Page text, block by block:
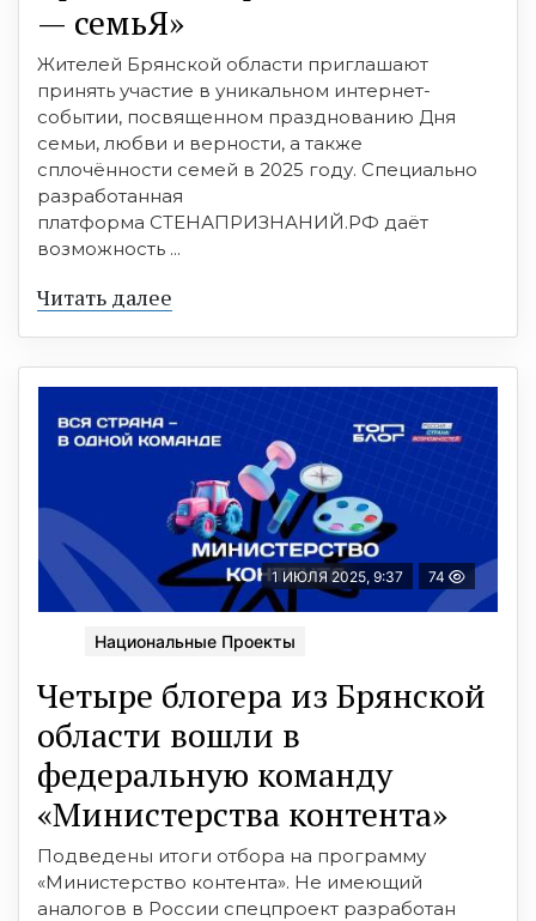
— семьЯ»
Жителей Брянской области приглашают
принять участие в уникальном интернет-
событии, посвященном празднованию Дня
семьи, любви и верности, а также
сплочённости семей в 2025 году. Специально
разработанная
платформа СТЕНАПРИЗНАНИЙ.РФ даёт
возможность ...
Читать далее
1 ИЮЛЯ 2025, 9:37 74
Национальные Проекты
Четыре блогера из Брянской
области вошли в
федеральную команду
«Министерства контента»
Подведены итоги отбора на программу
«Министерство контента». Не имеющий
аналогов в России спецпроект разработан